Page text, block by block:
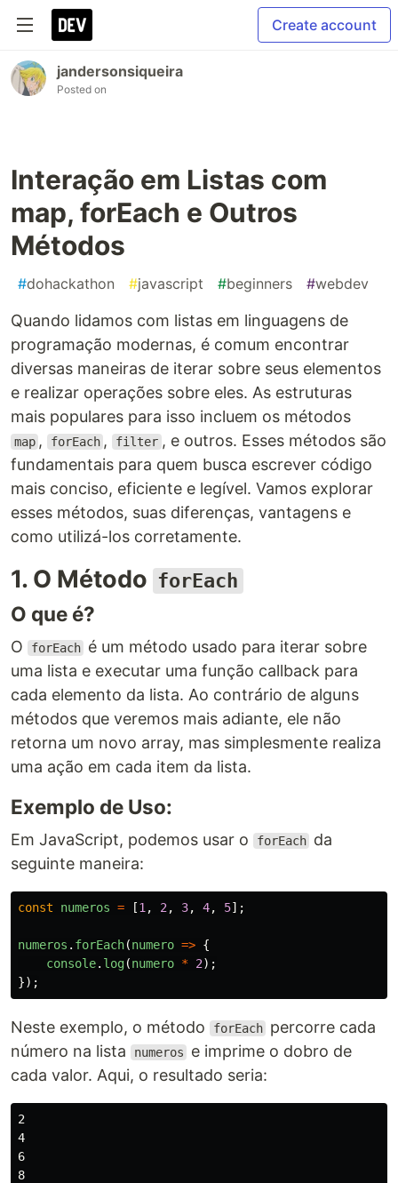
Create account
jandersonsiqueira
Posted on
Interação em Listas com
map, forEach e Outros
Métodos
#dohackathon #javascript #beginners #webdev
Quando lidamos com listas em linguagens de
programação modernas, é comum encontrar
diversas maneiras de iterar sobre seus elementos
e realizar operações sobre eles. As estruturas
mais populares para isso incluem os métodos
map , forEach , filter , e outros. Esses métodos são
fundamentais para quem busca escrever código
mais conciso, eficiente e legível. Vamos explorar
esses métodos, suas diferenças, vantagens e
como utilizá-los corretamente.
1. O Método forEach
O que é?
O forEach é um método usado para iterar sobre
uma lista e executar uma função callback para
cada elemento da lista. Ao contrário de alguns
métodos que veremos mais adiante, ele não
retorna um novo array, mas simplesmente realiza
uma ação em cada item da lista.
Exemplo de Uso:
Em JavaScript, podemos usar o forEach da
seguinte maneira:
const numeros = [1 , 2 , 3, 4, 5];
numeros . forEach(numero => {
console. log(numero * 2);
});
Neste exemplo, o método forEach percorre cada
número na lista
numeros
e imprime o dobro de
cada valor. Aqui, o resultado seria:
2
4
6
8